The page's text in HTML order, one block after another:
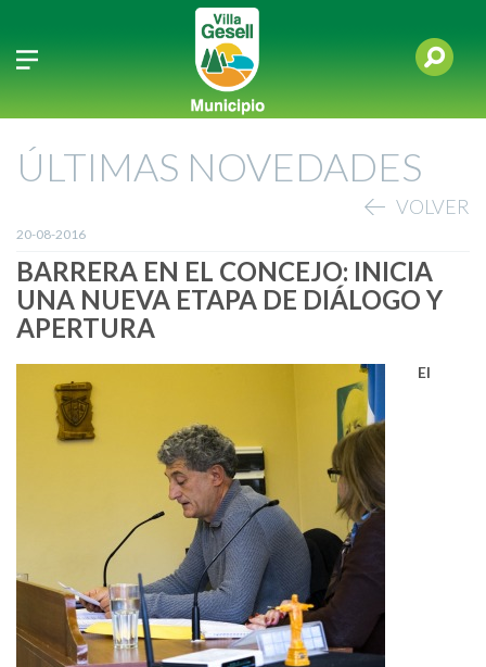
ÚLTIMAS NOVEDADES
VOLVER
20-08-2016
BARRERA EN EL CONCEJO: INICIA
UNA NUEVA ETAPA DE DIÁLOGO Y
APERTURA
El